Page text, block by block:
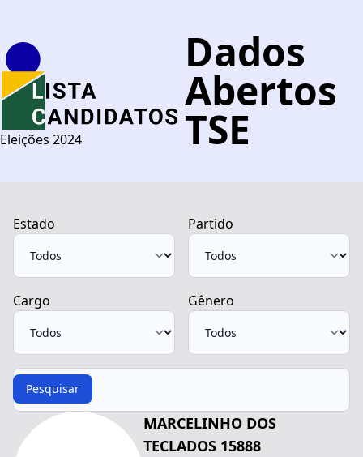
Eleições 2024
Dados
Abertos
TSE
Estado Partido
Cargo Gênero
Procurar
Pesquisar
MARCELINHO DOS
TECLADOS 15888